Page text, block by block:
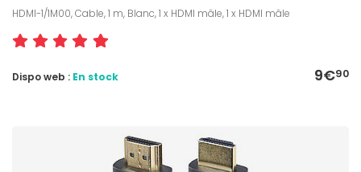
HDMI-1/1M00, Cable, 1 m, Blanc, 1 x HDMI mâle, 1 x HDMI mâle
9€90
Dispo web : En stock